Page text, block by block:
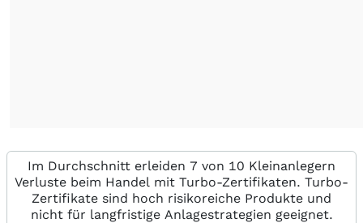
Im Durchschnitt erleiden 7 von 10 Kleinanlegern
Verluste beim Handel mit Turbo-Zertifikaten. Turbo-
Zertifikate sind hoch risikoreiche Produkte und
nicht für langfristige Anlagestrategien geeignet.